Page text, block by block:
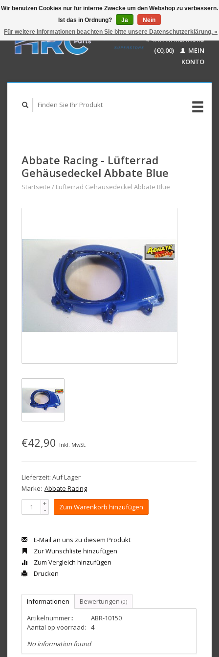
GBP
USD
AUD
Deutsch
English
IHR WARENKORB
(€0,00)
MEIN
KONTO
Abbate Racing - Lüfterrad
Gehäusedeckel Abbate Blue
Startseite / Lüfterrad Gehäusedeckel Abbate Blue
€42,90 Inkl. MwSt.
Lieferzeit: Auf Lager
Marke: Abbate Racing
+
- Zum Warenkorb hinzufügen
E-Mail an uns zu diesem Produkt
Zur Wunschliste hinzufügen
Zum Vergleich hinzufügen
Drucken
Informationen Bewertungen (0)
Artikelnummer::
ABR-10150
Aantal op voorraad:
4
No information found
Wir benutzen Cookies nur für interne Zwecke um den Webshop zu verbessern.
Ist das in Ordnung?
Ja
Nein
Für weitere Informationen beachten Sie bitte unsere Datenschutzerklärung. »